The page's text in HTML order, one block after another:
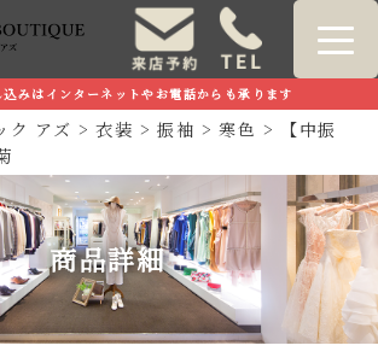
込みはインターネットやお電話からも承ります
ク アズ >衣装 >振袖 >寒色 >
【中振
商品詳細